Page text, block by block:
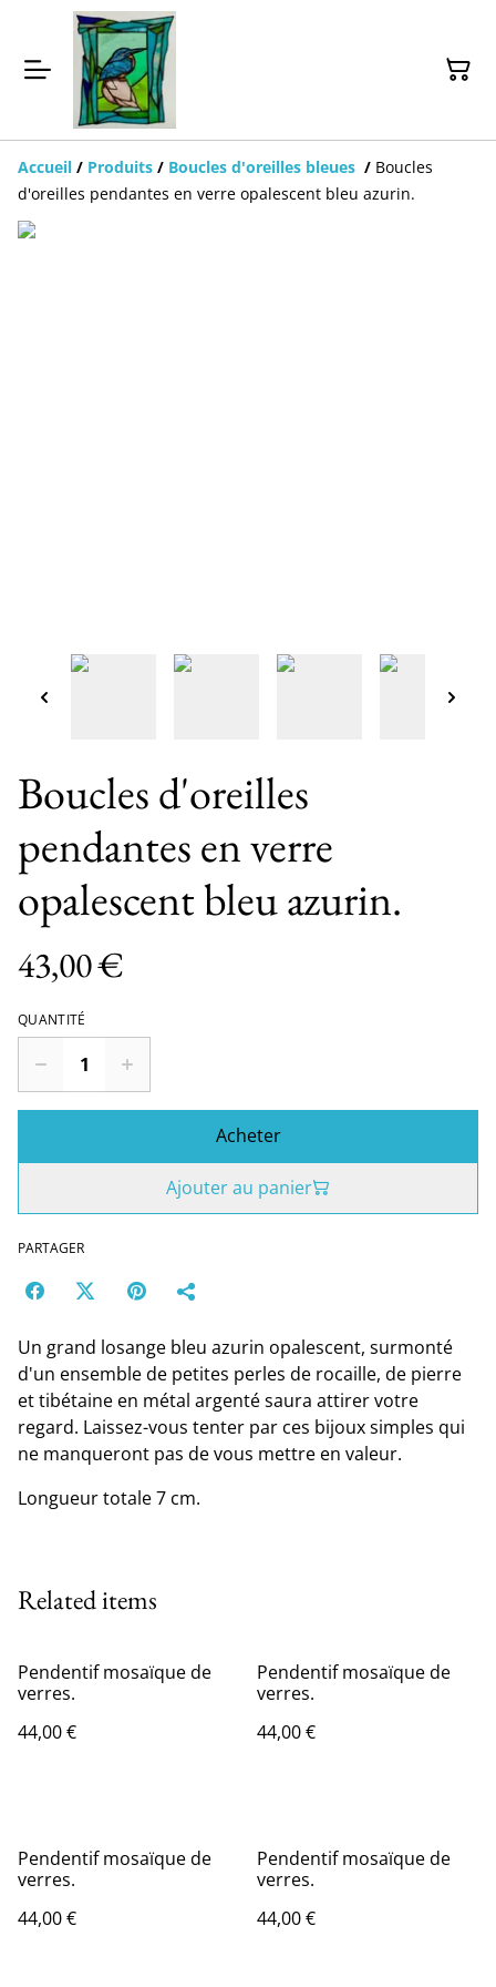
Accueil / Produits / Boucles d'oreilles bleues / Boucles
d'oreilles pendantes en verre opalescent bleu azurin.
Boucles d'oreilles
pendantes en verre
opalescent bleu azurin.
43,00 €
QUANTITÉ
Acheter
Ajouter au panier
PARTAGER
Un grand losange bleu azurin opalescent, surmonté
d'un ensemble de petites perles de rocaille, de pierre
et tibétaine en métal argenté saura attirer votre
regard. Laissez-vous tenter par ces bijoux simples qui
ne manqueront pas de vous mettre en valeur.
Longueur totale 7 cm.
Related items
Pendentif mosaïque de
verres.
44,00 €
Pendentif mosaïque de
verres.
44,00 €
Pendentif mosaïque de
verres.
44,00 €
Pendentif mosaïque de
verres.
44,00 €